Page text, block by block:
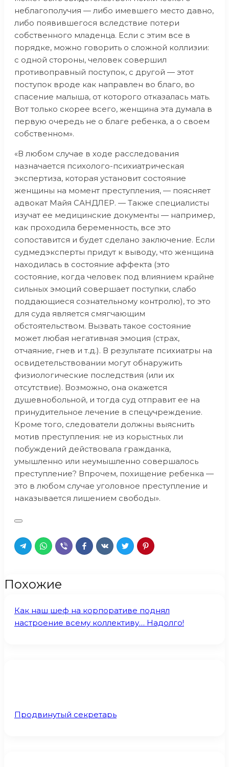
неблагополучия — либо имевшего место давно,
либо появившегося вследствие потери
собственного младенца. Если с этим все в
порядке, можно говорить о сложной коллизии:
с одной стороны, человек совершил
противоправный поступок, с другой — этот
поступок вроде как направлен во благо, во
спасение малыша, от которого отказалась мать.
Вот только скорее всего, женщина эта думала в
первую очередь не о благе ребенка, а о своем
собственном».
«В любом случае в ходе расследования
назначается психолого-психиатрическая
экспертиза, которая установит состояние
женщины на момент преступления, — поясняет
адвокат Майя САНДЛЕР. — Также специалисты
изучат ее медицинские документы — например,
как проходила беременность, все это
сопоставится и будет сделано заключение. Если
судмедэксперты придут к выводу, что женщина
находилась в состояние аффекта (это
состояние, когда человек под влиянием крайне
сильных эмоций совершает поступки, слабо
поддающиеся сознательному контролю), то это
для суда является смягчающим
обстоятельством. Вызвать такое состояние
может любая негативная эмоция (страх,
отчаяние, гнев и т.д.). В результате психиатры на
освидетельствовании могут обнаружить
физиологические последствия (или их
отсутствие). Возможно, она окажется
душевнобольной, и тогда суд отправит ее на
принудительное лечение в спецучреждение.
Кроме того, следователи должны выяснить
мотив преступления: не из корыстных ли
побуждений действовала гражданка,
умышленно или неумышленно совершалось
преступление? Впрочем, похищение ребенка —
это в любом случае уголовное преступление и
наказывается лишением свободы».
Похожие
Как наш шеф на корпоративе поднял
настроение всему коллективу… Надолго!
Продвинутый секретарь